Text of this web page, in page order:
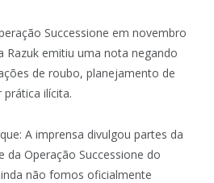
Successione em novembro
Razuk emitiu uma nota negando
de roubo, planejamento de
prática ilícita.
A imprensa divulgou partes da
da Operação Successione do
não fomos oficialmente